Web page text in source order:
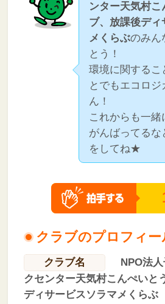
ンター天気村こ
ブ、放課後ディ
メくらぶのみん
とう！
環境に関するこ
とでもエコロジ
ん！
これからも一緒
がんばってる
をしてね★
クラブのプロフィー
クラブ名
NPO法
クセンター天気村こんぺいと
ディサービスソラマメくらぶ